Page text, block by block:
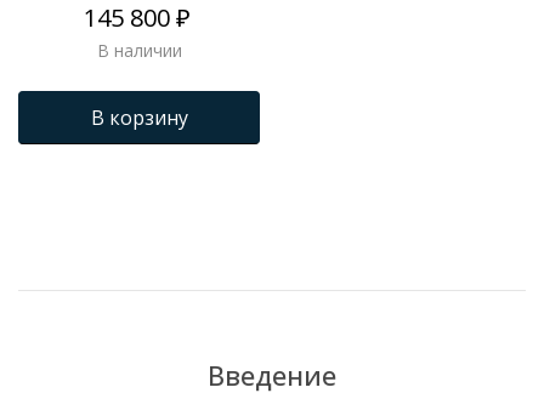
145 800 ₽
В наличии
В корзину
Введение